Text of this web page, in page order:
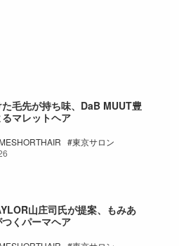
毛先が持ち味、DaB MUUT豊
マレットヘア
東京サロン
山庄司氏が提案、もみあ
くパーマヘア